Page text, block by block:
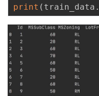
动
关
注
的
发
者
我
Programs
的
支
print ( train_data .